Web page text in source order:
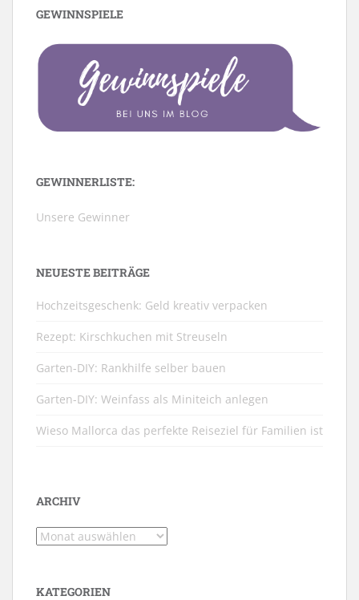
GEWINNSPIELE
GEWINNERLISTE:
Unsere Gewinner
NEUESTE BEITRÄGE
Hochzeitsgeschenk: Geld kreativ verpacken
Rezept: Kirschkuchen mit Streuseln
Garten-DIY: Rankhilfe selber bauen
Garten-DIY: Weinfass als Miniteich anlegen
Wieso Mallorca das perfekte Reiseziel für Familien ist
ARCHIV
Archiv
KATEGORIEN